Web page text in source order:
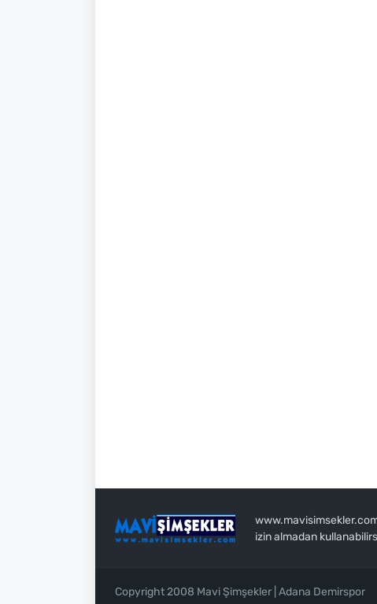
izin almadan
Copyright 2008 Mavi Şimşekler | Adana Demirspor